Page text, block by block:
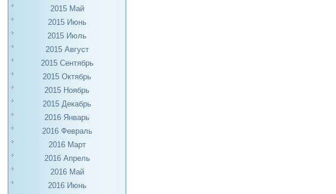
2015 Май
2015 Июнь
2015 Июль
2015 Август
2015 Сентябрь
2015 Октябрь
2015 Ноябрь
2015 Декабрь
2016 Январь
2016 Февраль
2016 Март
2016 Апрель
2016 Май
2016 Июнь